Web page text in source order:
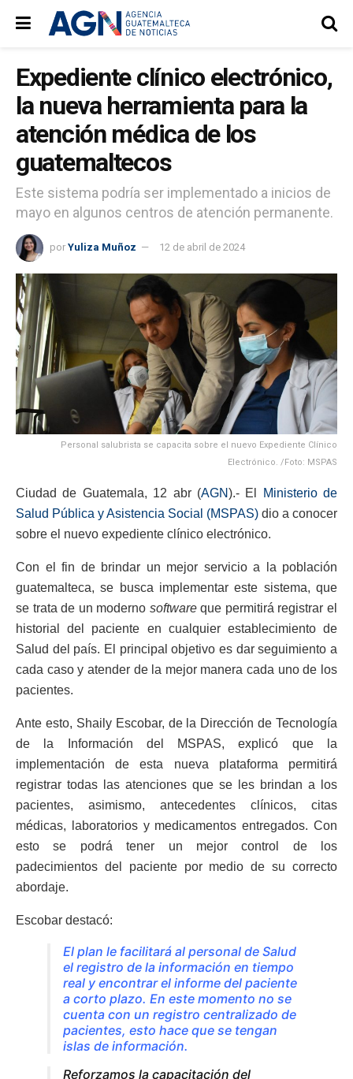
Expediente clínico electrónico,
la nueva herramienta para la
atención médica de los
guatemaltecos
Este sistema podría ser implementado a inicios de
mayo en algunos centros de atención permanente.
por Yuliza Muñoz 12 de abril de 2024
Personal salubrista se capacita sobre el nuevo Expediente Clínico
Electrónico. /Foto: MSPAS
Ciudad de Guatemala, 12 abr (AGN).- El
Ministerio de
Salud Pública y Asistencia Social (MSPAS) dio a conocer
sobre el nuevo expediente clínico electrónico.
Con el fin de brindar un mejor servicio a la población
guatemalteca, se busca implementar este sistema, que
se trata de un moderno softwareque permitirá registrar el
historial del paciente en cualquier establecimiento de
Salud del país. El principal objetivo es dar seguimiento a
cada caso y atender de la mejor manera cada uno de los
pacientes.
Ante esto, Shaily Escobar, de la Dirección de Tecnología
de la Información del MSPAS, explicó que la
implementación de esta nueva plataforma permitirá
registrar todas las atenciones que se les brindan a los
pacientes, asimismo, antecedentes clínicos, citas
médicas, laboratorios y medicamentos entregados. Con
esto se podrá tener un mejor control de los
padecimientos del paciente por medio de su correcto
abordaje.
Escobar destacó:
El plan le facilitará al personal de Salud
el registro de la información en tiempo
real y encontrar el informe del paciente
a corto plazo. En este momento no se
cuenta con un registro centralizado de
pacientes, esto hace que se tengan
islas de información.
Reforzamos la capacitación del